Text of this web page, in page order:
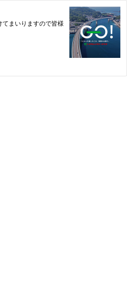
てまいりますので皆様